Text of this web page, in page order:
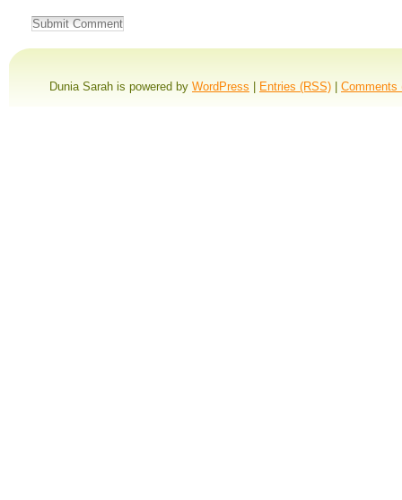
Dunia Sarah is powered by WordPress Entries (RSS) Comments